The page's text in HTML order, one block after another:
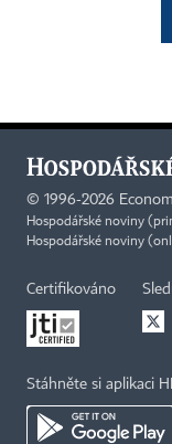
© 1996-2026
Hospodářské noviny
Hospodářské noviny
Certifikováno
Stáhněte si aplikaci